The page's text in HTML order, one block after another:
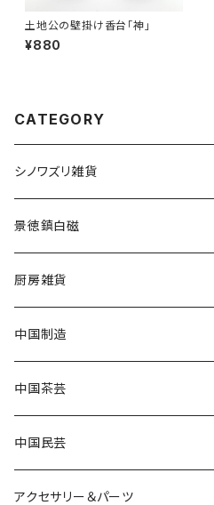
土地公の壁掛け香台「神」
¥880
CATEGORY
シノワズリ雑貨
景徳鎮白磁
厨房雑貨
中国制造
中国茶芸
中国民芸
アクセサリー＆パーツ